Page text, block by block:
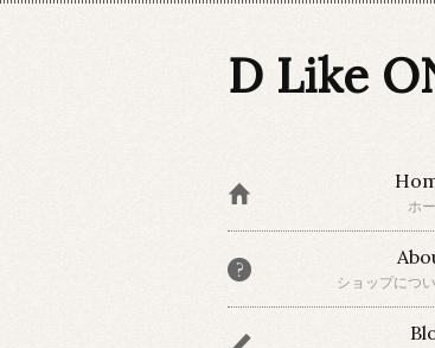
D Like
ホ
ショップにつ